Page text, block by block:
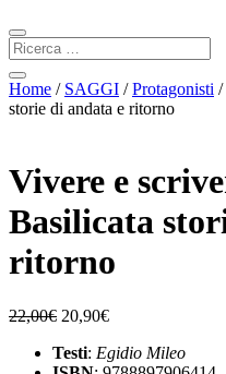
Home / SAGGI /Protagonisti /
storie di andata e ritorno
Vivere e
Basilicata
ritorno
22,00€ 20,90€
Testi: Egidio Mileo